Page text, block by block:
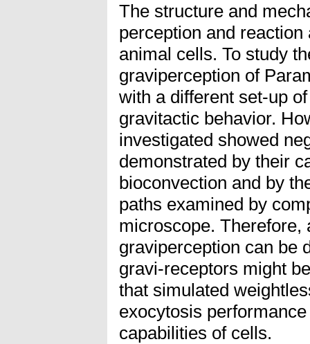
The structure and
perception and
animal cells. To study
graviperception of
with a different set-up
gravitactic behavior.
investigated showed
demonstrated by their
bioconvection and by
paths examined by
microscope. Therefore,
graviperception can be
gravi-receptors might
that simulated
exocytosis
capabilities of cells.